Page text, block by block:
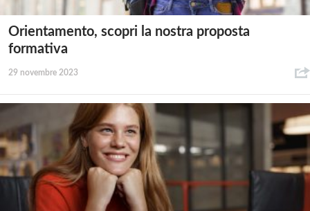
Orientamento, scopri la nostra proposta
formativa
29 novembre 2023